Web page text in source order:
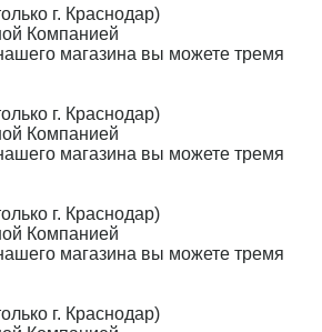
г. Краснодар)
Компанией
магазина вы можете тремя
г. Краснодар)
Компанией
магазина вы можете тремя
г. Краснодар)
Компанией
магазина вы можете тремя
г. Краснодар)